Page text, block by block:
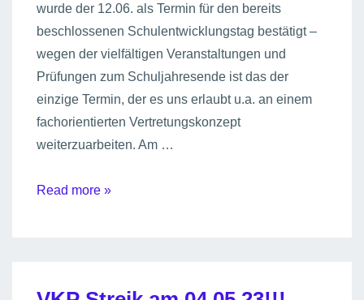
wurde der 12.06. als Termin für den bereits
beschlossenen Schulentwicklungstag bestätigt –
wegen der vielfältigen Veranstaltungen und
Prüfungen zum Schuljahresende ist das der
einzige Termin, der es uns erlaubt u.a. an einem
fachorientierten Vertretungskonzept
weiterzuarbeiten. Am …
SE-
Read more »